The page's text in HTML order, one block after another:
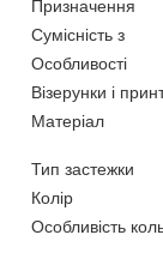
Призначення
Сумісність з
Особливості
Візерунки і
Матеріал
Тип застежки
Колір
Особливість